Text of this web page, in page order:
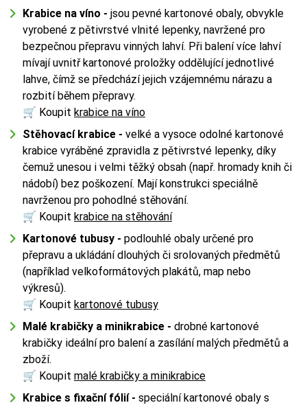
Krabice na víno - jsou pevné kartonové obaly, obvykle
vyrobené z pětivrstvé vlnité lepenky, navržené pro
bezpečnou přepravu vinných lahví. Při balení více lahví
mívají uvnitř kartonové proložky oddělující jednotlivé
lahve, čímž se předchází jejich vzájemnému nárazu a
rozbití během přepravy.
🛒 Koupit krabice na víno
Stěhovací krabice - velké a vysoce odolné kartonové
krabice vyráběné zpravidla z pětivrstvé lepenky, díky
čemuž unesou i velmi těžký obsah (např. hromady knih či
nádobí) bez poškození. Mají konstrukci speciálně
navrženou pro pohodlné stěhování.
🛒 Koupit krabice na stěhování
Kartonové tubusy - podlouhlé obaly určené pro
přepravu a ukládání dlouhých či srolovaných předmětů
(například velkoformátových plakátů, map nebo
výkresů).
🛒 Koupit kartonové tubusy
Malé krabičky a minikrabice - drobné kartonové
krabičky ideální pro balení a zasílání malých předmětů a
zboží.
🛒 Koupit malé krabičky a minikrabice
Krabice s fixační fólií - speciální kartonové obaly s